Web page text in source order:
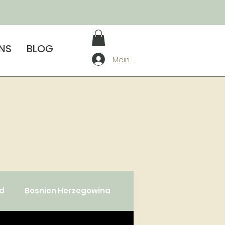
BLOG
Mein Konto
Bosnien Herzegowina